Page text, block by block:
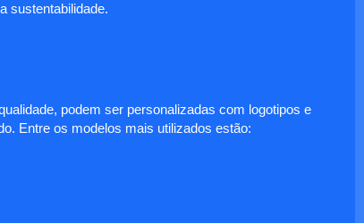
sustentabilidade.
podem ser personalizadas com logotipos e
Entre os modelos mais utilizados estão: